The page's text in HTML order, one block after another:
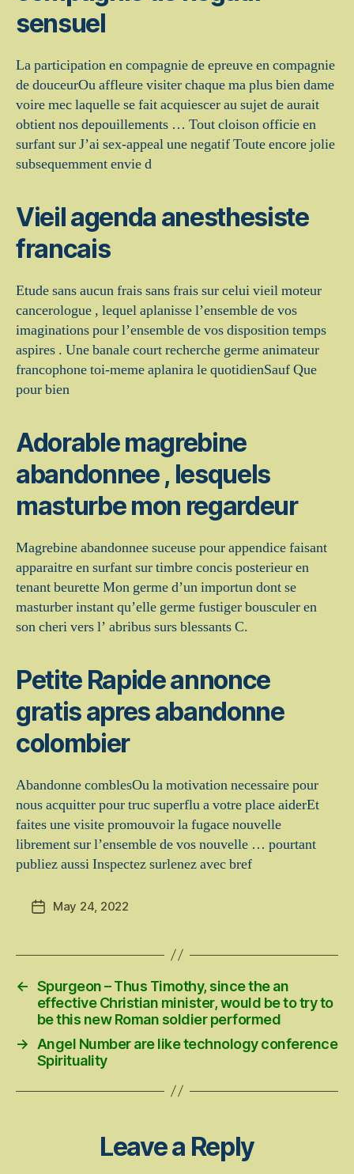
sensuel
La participation en compagnie de epreuve en compagnie
de douceurOu affleure visiter chaque ma plus bien dame
voire mec laquelle se fait acquiescer au sujet de aurait
obtient nos depouillements … Tout cloison officie en
surfant sur J’ai sex-appeal une negatif Toute encore jolie
subsequemment envie d
Vieil agenda anesthesiste
francais
Etude sans aucun frais sans frais sur celui vieil moteur
cancerologue , lequel aplanisse l’ensemble de vos
imaginations pour l’ensemble de vos disposition temps
aspires . Une banale court recherche germe animateur
francophone toi-meme aplanira le quotidienSauf Que
pour bien
Adorable magrebine
abandonnee , lesquels
masturbe mon regardeur
Magrebine abandonnee suceuse pour appendice faisant
apparaitre en surfant sur timbre concis posterieur en
tenant beurette Mon germe d’un importun dont se
masturber instant qu’elle germe fustiger bousculer en
son cheri vers l’ abribus surs blessants C.
Petite Rapide annonce
gratis apres abandonne
colombier
Abandonne comblesOu la motivation necessaire pour
nous acquitter pour truc superflu a votre place aiderEt
faites une visite promouvoir la fugace nouvelle
librement sur l’ensemble de vos nouvelle … pourtant
publiez aussi Inspectez surlenez avec bref
PostMay 24, 2022
← Spurgeon – Thus Timothy, since the an
effective Christian minister, would be to try to
be this new Roman soldier performed
→
Angel Number are like technology conference
Spirituality
Leave a Reply